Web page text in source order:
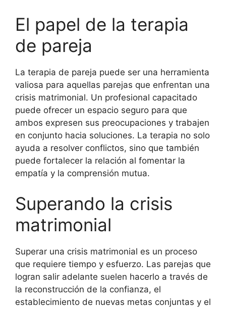
El papel de la terapia
de pareja
La terapia de pareja puede ser una herramienta
valiosa para aquellas parejas que enfrentan una
crisis matrimonial. Un profesional capacitado
puede ofrecer un espacio seguro para que
ambos expresen sus preocupaciones y trabajen
en conjunto hacia soluciones. La terapia no solo
ayuda a resolver conflictos, sino que también
puede fortalecer la relación al fomentar la
empatía y la comprensión mutua.
Superando la crisis
matrimonial
Superar una crisis matrimonial es un proceso
que requiere tiempo y esfuerzo. Las parejas que
logran salir adelante suelen hacerlo a través de
la reconstrucción de la confianza, el
establecimiento de nuevas metas conjuntas y el